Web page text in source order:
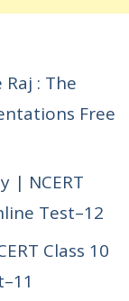
: The
Free
| NCERT
Test–12
Class 10